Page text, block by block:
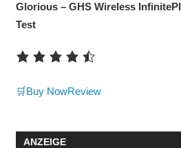
Glorious – GHS Wireless
Test
🛒Buy NowReview
ANZEIGE